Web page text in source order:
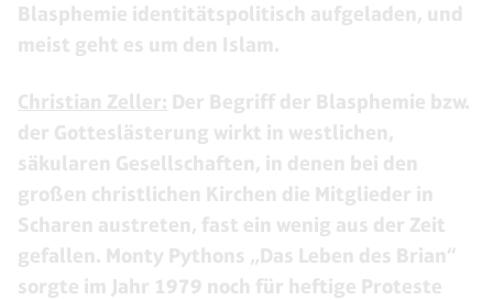
Blasphemie identitätspolitisch aufgeladen, und
meist geht es um den Islam.
Christian Zeller: Der Begriff der Blasphemie bzw.
der Gotteslästerung wirkt in westlichen,
säkularen Gesellschaften, in denen bei den
großen christlichen Kirchen die Mitglieder in
Scharen austreten, fast ein wenig aus der Zeit
gefallen. Monty Pythons „Das Leben des Brian“
sorgte im Jahr 1979 noch für heftige Proteste